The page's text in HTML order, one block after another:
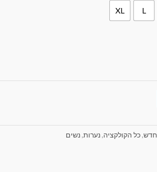
L
XL
חדש,כל הקולקציה,נערות,נשים